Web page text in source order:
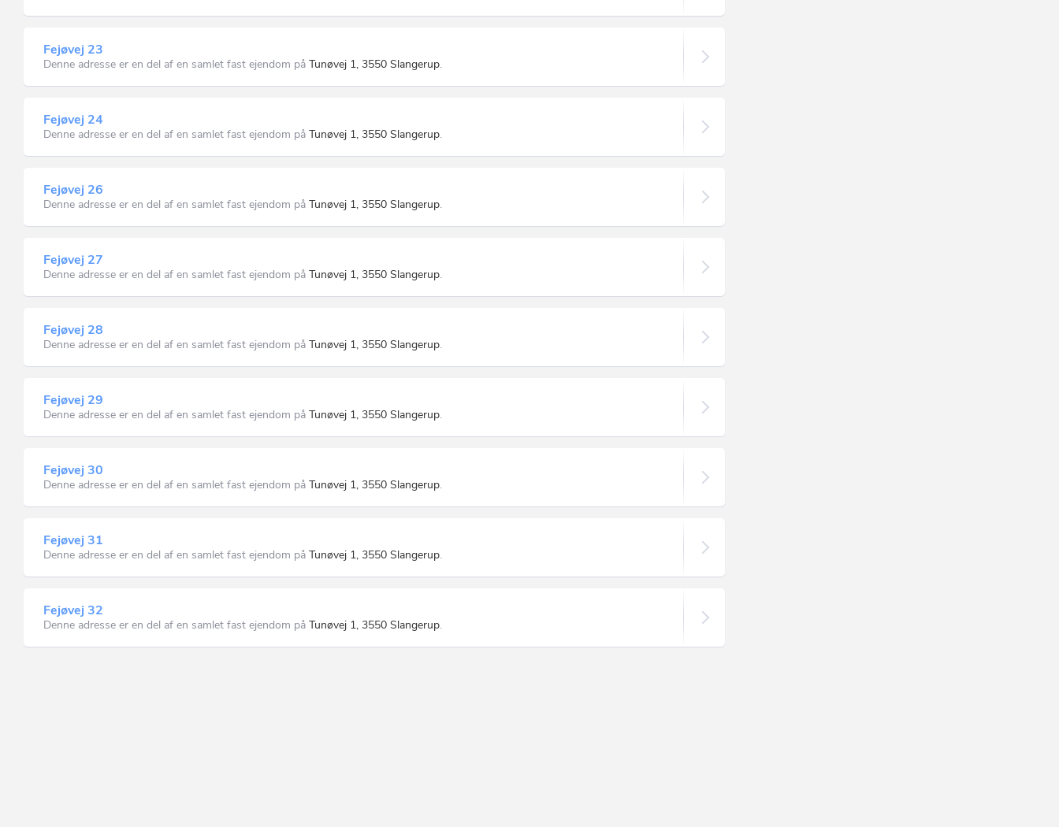
Fejøvej 23
Denne adresse er en del af en samlet fast ejendom på Tunøvej 1, 3550 Slangerup.
Fejøvej 24
Denne adresse er en del af en samlet fast ejendom på Tunøvej 1, 3550 Slangerup.
Fejøvej 26
Denne adresse er en del af en samlet fast ejendom på Tunøvej 1, 3550 Slangerup.
Fejøvej 27
Denne adresse er en del af en samlet fast ejendom på Tunøvej 1, 3550 Slangerup.
Fejøvej 28
Denne adresse er en del af en samlet fast ejendom på Tunøvej 1, 3550 Slangerup.
Fejøvej 29
Denne adresse er en del af en samlet fast ejendom på Tunøvej 1, 3550 Slangerup.
Fejøvej 30
Denne adresse er en del af en samlet fast ejendom på Tunøvej 1, 3550 Slangerup.
Fejøvej 31
Denne adresse er en del af en samlet fast ejendom på Tunøvej 1, 3550 Slangerup.
Fejøvej 32
Denne adresse er en del af en samlet fast ejendom på Tunøvej 1, 3550 Slangerup.